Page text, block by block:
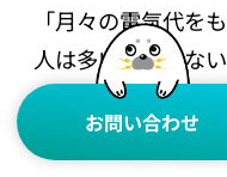
「月々の電気代を
人は多いのではな
白熱電…
お問い合わせ